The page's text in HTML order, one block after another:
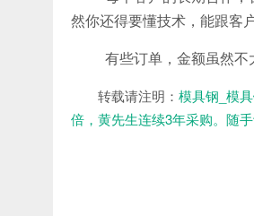
然你还得要懂技术，能跟客
有些订单，金额虽然不
转载请注明： 模具钢_模
倍，黄先生连续3年采购。随